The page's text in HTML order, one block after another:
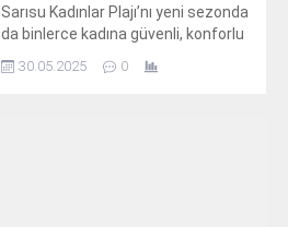
Sarısu Kadınlar Plajı’nı yeni sezonda
da binlerce kadına güvenli, konforlu
ve keyifli bir sosyal yaşam alanı
olarak sunmaya hazırlanıyor.
30.05.2025 0